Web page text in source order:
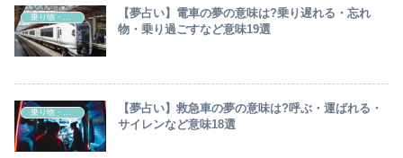
乗り物・交通機関
【夢占い】電車の夢の意味は?乗り遅れる・忘れ
物・乗り過ごすなど意味19選
乗り物・交通機関
【夢占い】救急車の夢の意味は?呼ぶ・運ばれる・
サイレンなど意味18選